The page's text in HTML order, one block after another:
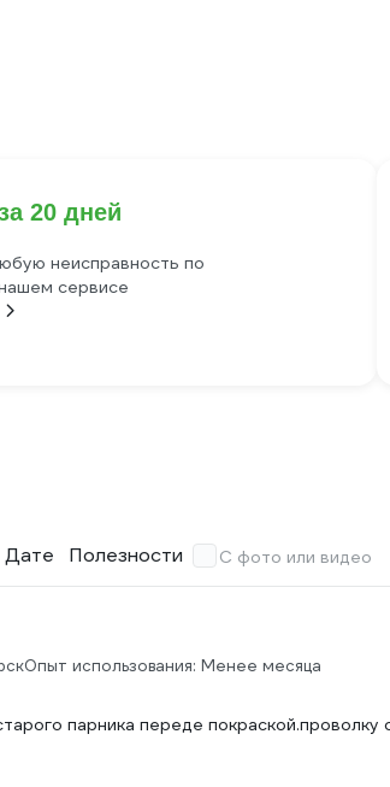
20 дней
неисправность по
сервисе
Дате Полезности С фото или видео
Опыт использования: Менее месяца
парника переде